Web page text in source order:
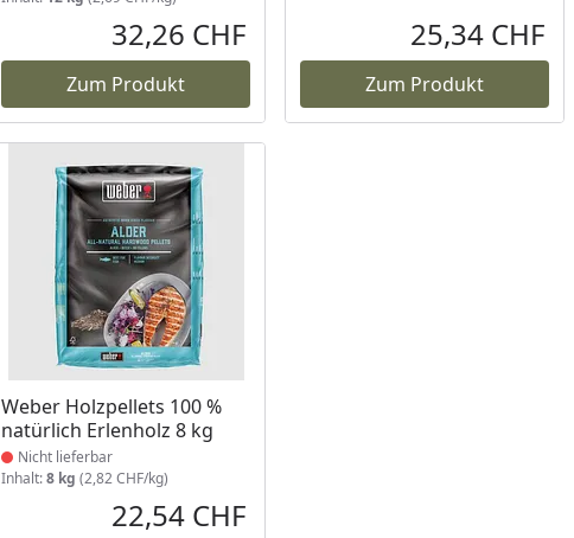
32,26 CHF
Zum Produkt
25,34 CHF
Zum Produkt
Weber Holzpellets 100 %
natürlich Erlenholz 8 kg
Produkt nicht lieferbar
Nicht lieferbar
Inhalt:8 kg (2,82 CHF/kg)
22,54 CHF